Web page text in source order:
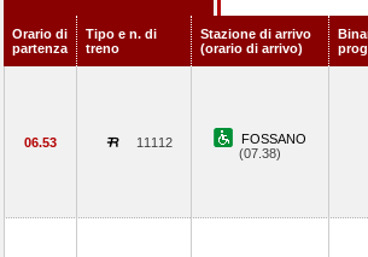
Orario di
partenza
Tipo e n. di
treno
Stazione di arrivo
(orario di arrivo)
06.53 11112
FOSSANO
(07.38)